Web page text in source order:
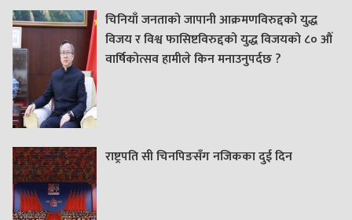
चिनियाँ जनताको जापानी आक्रमणविरुद्दको युद्ध
विजय र विश्व फासिष्टविरुद्दको युद्ध विजयको ८० औं
वार्षिकोत्सव हामीले किन मनाउनुपर्दछ ?
राष्ट्रपति सी चिनपिङसँग नजिकका दुई दिन